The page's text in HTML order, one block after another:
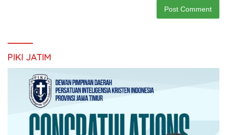
PIKI JATIM